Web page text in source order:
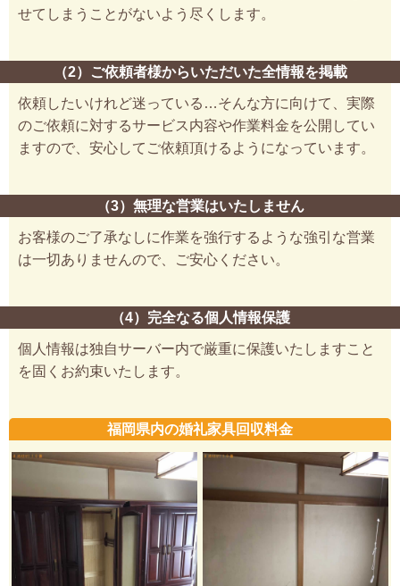
せてしまうことがないよう尽くします。
（2）ご依頼者様からいただいた全情報を掲載
依頼したいけれど迷っている…そんな方に向けて、実際
のご依頼に対するサービス内容や作業料金を公開してい
ますので、安心してご依頼頂けるようになっています。
（3）無理な営業はいたしません
お客様のご了承なしに作業を強行するような強引な営業
は一切ありませんので、ご安心ください。
（4）完全なる個人情報保護
個人情報は独自サーバー内で厳重に保護いたしますこと
を固くお約束いたします。
福岡県内の婚礼家具回収料金